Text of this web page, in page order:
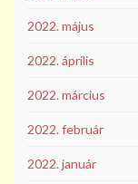
2022. május
2022. április
2022. március
2022. február
2022. január